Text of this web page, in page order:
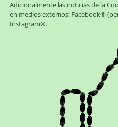
Adicionalmente las noticias de la
en medios externos: Facebook®
Instagram®.